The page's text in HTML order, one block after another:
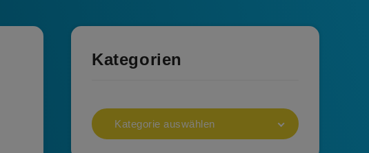
Kategorien
Kategorie auswählen